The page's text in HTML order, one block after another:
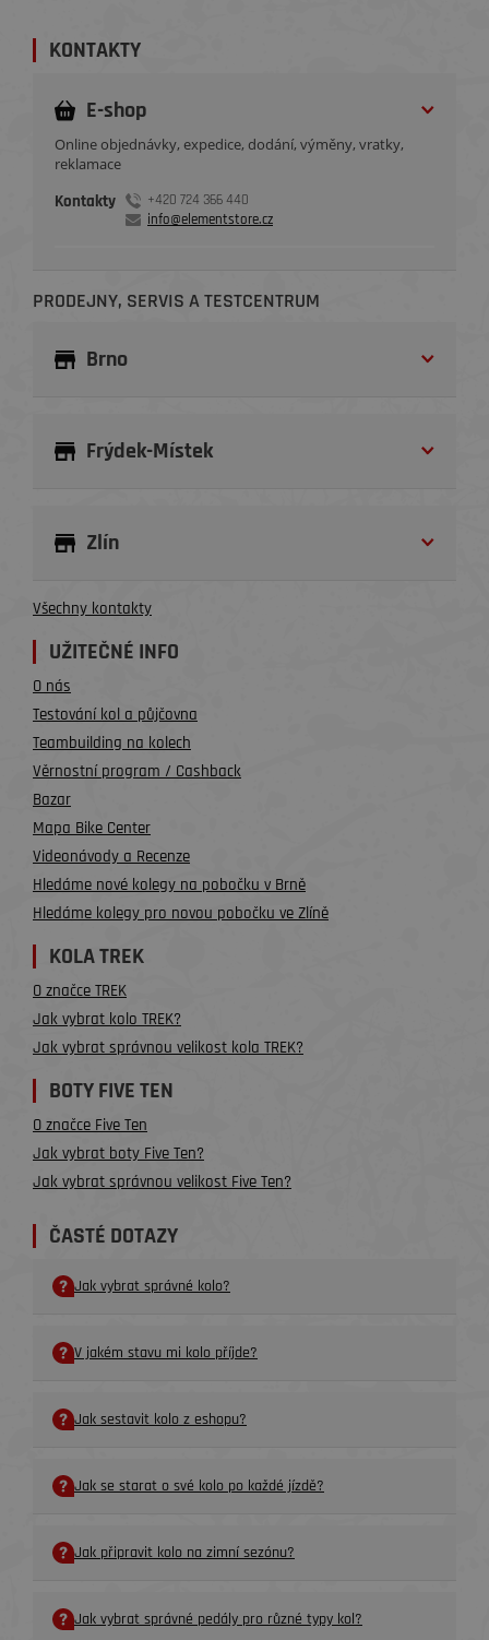
KONTAKTY
E-shop
Online objednávky, expedice, dodání, výměny, vratky,
reklamace
Kontakty
+420 724 366 440
info@elementstore.cz
PRODEJNY, SERVIS A TESTCENTRUM
Brno
Frýdek-Místek
Zlín
Všechny kontakty
UŽITEČNÉ INFO
O nás
Testování kol a půjčovna
Teambuilding na kolech
Věrnostní program / Cashback
Bazar
Mapa Bike Center
Videonávody a Recenze
Hledáme nové kolegy na pobočku v Brně
Hledáme kolegy pro novou pobočku ve Zlíně
KOLA TREK
O značce TREK
Jak vybrat kolo TREK?
Jak vybrat správnou velikost kola TREK?
BOTY FIVE TEN
O značce Five Ten
Jak vybrat boty Five Ten?
Jak vybrat správnou velikost Five Ten?
ČASTÉ DOTAZY
Jak vybrat správné kolo?
V jakém stavu mi kolo příjde?
Jak sestavit kolo z eshopu?
Jak se starat o své kolo po každé jízdě?
Jak připravit kolo na zimní sezónu?
Jak vybrat správné pedály pro různé typy kol?